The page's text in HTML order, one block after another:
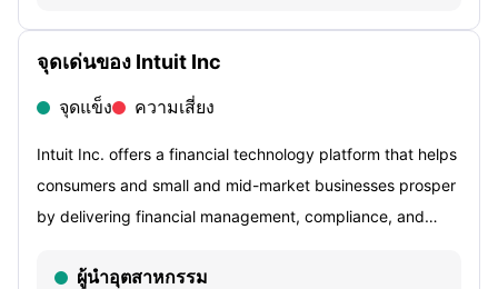
จุดเด่นของ Intuit Inc
จุดแข็ง ความเสี่ยง
Intuit Inc. offers a financial technology platform that helps
consumers and small and mid-market businesses prosper
by delivering financial management, compliance, and
specialized tax products to accounting professionals. Its
ผู้นำอุตสาหกรรม